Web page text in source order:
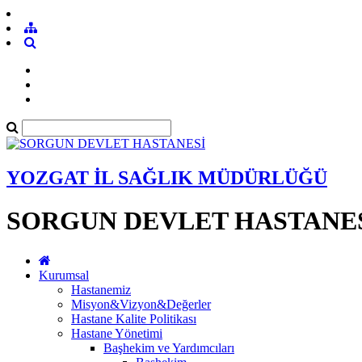
YOZGAT İL SAĞLIK MÜDÜRLÜĞÜ
SORGUN DEVLET
Kurumsal
Hastanemiz
Misyon&Vizyon&Değerler
Hastane Kalite Politikası
Hastane Yönetimi
Başhekim ve Yardımcıları